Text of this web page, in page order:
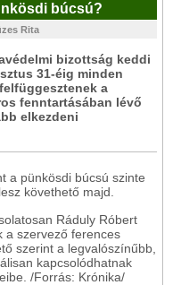
búcsú?
Rita
bizottság keddi
31-éig minden
a
fenntartásában lévő
elkezdeni
a pünkösdi búcsú szinte
követhető majd.
Ráduly Róbert
a szervező ferences
szerint a legvalószínűbb,
kapcsolódhatnak
/Forrás: Krónika/